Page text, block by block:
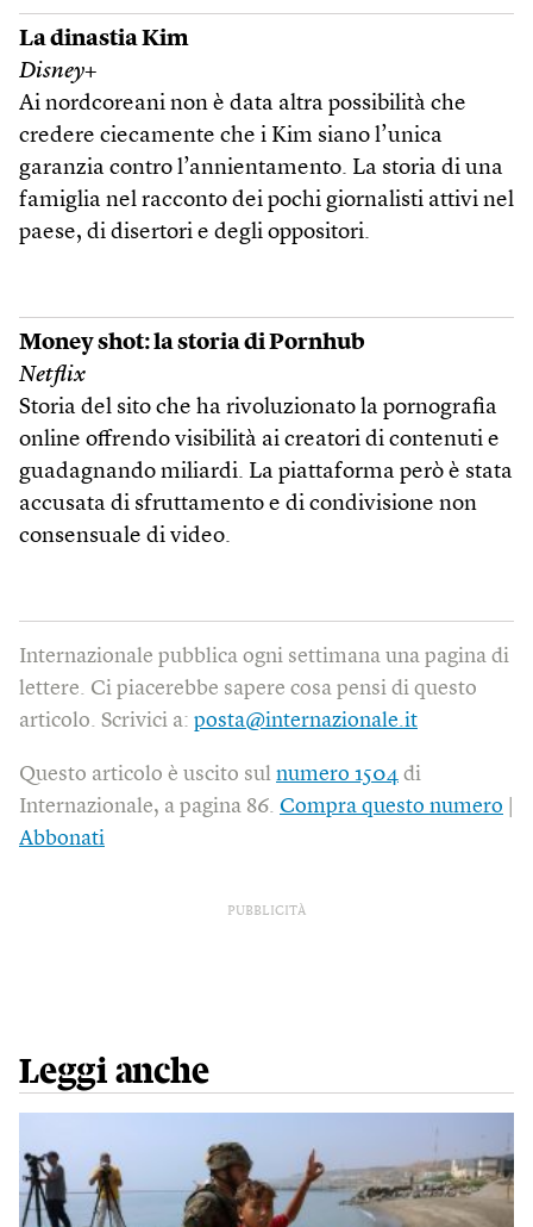
La dinastia Kim
Disney+
Ai nordcoreani non è data altra possibilità che
credere ciecamente che i Kim siano l’unica
garanzia contro l’annientamento. La storia di una
famiglia nel racconto dei pochi giornalisti attivi nel
paese, di disertori e degli oppositori.
Money shot: la storia di Pornhub
Netflix
Storia del sito che ha rivoluzionato la pornografia
online offrendo visibilità ai creatori di contenuti e
guadagnando miliardi. La piattaforma però è stata
accusata di sfruttamento e di condivisione non
consensuale di video.
Internazionale pubblica ogni settimana una pagina di
lettere. Ci piacerebbe sapere cosa pensi di questo
articolo. Scrivici a: posta@internazionale.it
Questo articolo è uscito sul numero 1504 di
Internazionale, a pagina 86. Compra questo numero
Abbonati
PUBBLICITÀ
Leggi anche